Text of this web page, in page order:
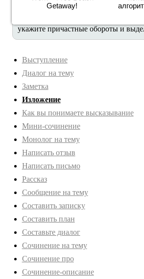
Getaway!
препинания, укажите
укажите причастные обороты и
Выступление
Диалог на тему
Заметка
Изложение
Как вы понимаете высказывание
Мини-сочинение
Монолог на тему
Написать отзыв
Написать письмо
Рассказ
Сообщение на тему
Составить записку
Составить план
Составьте диалог
Сочинение на тему
Сочинение про
Сочинение-описание